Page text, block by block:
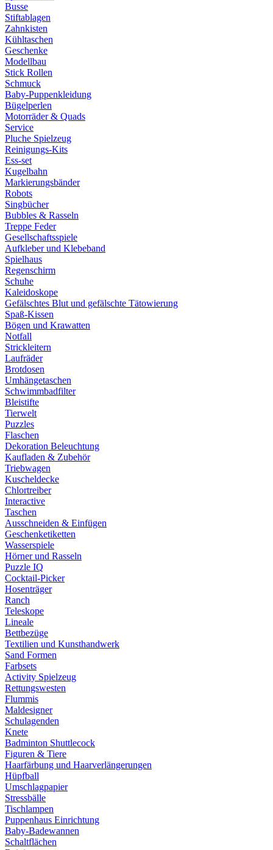
Busse
Stiftablagen
Zahnkisten
Kühltaschen
Geschenke
Modellbau
Stick Rollen
Schmuck
Baby-Puppenkleidung
Bügelperlen
Motorräder & Quads
Service
Pluche Spielzeug
Reinigungs-Kits
Ess-set
Kugelbahn
Markierungsbänder
Robots
Singbücher
Bubbles & Rasseln
Treppe Feder
Gesellschaftsspiele
Aufkleber und Klebeband
Spielhaus
Regenschirm
Schuhe
Kaleidoskope
Gefälschtes Blut und gefälschte Tätowierung
Spaß-Kissen
Bögen und Krawatten
Notfall
Strickleitern
Laufräder
Brotdosen
Umhängetaschen
Schwimmbadfilter
Bleistifte
Tierwelt
Puzzles
Flaschen
Dekoration Beleuchtung
Kaufladen & Zubehör
Triebwagen
Kuscheldecke
Chlortreiber
Interactive
Taschen
Ausschneiden & Einfügen
Geschenketiketten
Wasserspiele
Hörner und Rasseln
Puzzle IQ
Cocktail-Picker
Hosenträger
Ranch
Teleskope
Lineale
Bettbezüge
Textilien und Kunsthandwerk
Sand Formen
Farbsets
Activity Spielzeug
Rettungswesten
Flummis
Maldesigner
Schulagenden
Knete
Badminton Shuttlecock
Figuren & Tiere
Haarfärbung und Haarverlängerungen
Hüpfball
Umschlagpapier
Stressbälle
Tischlampen
Puppenhaus Einrichtung
Baby-Badewannen
Schaltflächen